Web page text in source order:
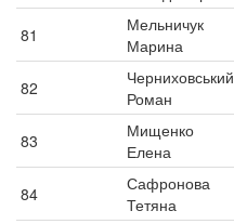
81
Мельничук
Марина
82
Черниховський
Роман
83
Мищенко
Елена
84
Сафронова
Тетяна